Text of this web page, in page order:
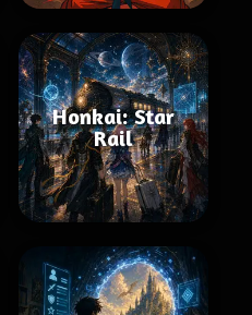
Honkai: Star
Rail